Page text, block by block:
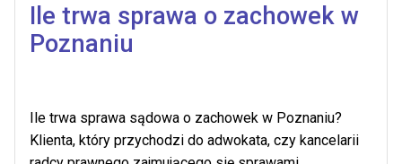
Ile trwa sprawa o zachowek w
Poznaniu
Ile trwa sprawa sądowa o zachowek w Poznaniu?
Klienta, który przychodzi do adwokata, czy kancelarii